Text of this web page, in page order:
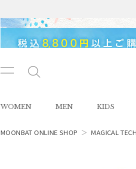
ン
ュ
ー
タ
WOMEN MEN KIDS
MOONBAT ONLINE SHOP ＞MAGICAL